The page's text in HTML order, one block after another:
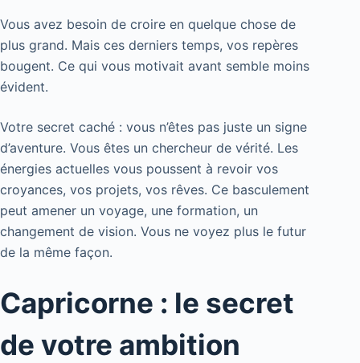
Vous avez besoin de croire en quelque chose de
plus grand. Mais ces derniers temps, vos repères
bougent. Ce qui vous motivait avant semble moins
évident.
Votre secret caché : vous n’êtes pas juste un signe
d’aventure. Vous êtes un chercheur de vérité. Les
énergies actuelles vous poussent à revoir vos
croyances, vos projets, vos rêves. Ce basculement
peut amener un voyage, une formation, un
changement de vision. Vous ne voyez plus le futur
de la même façon.
Capricorne : le secret
de votre ambition